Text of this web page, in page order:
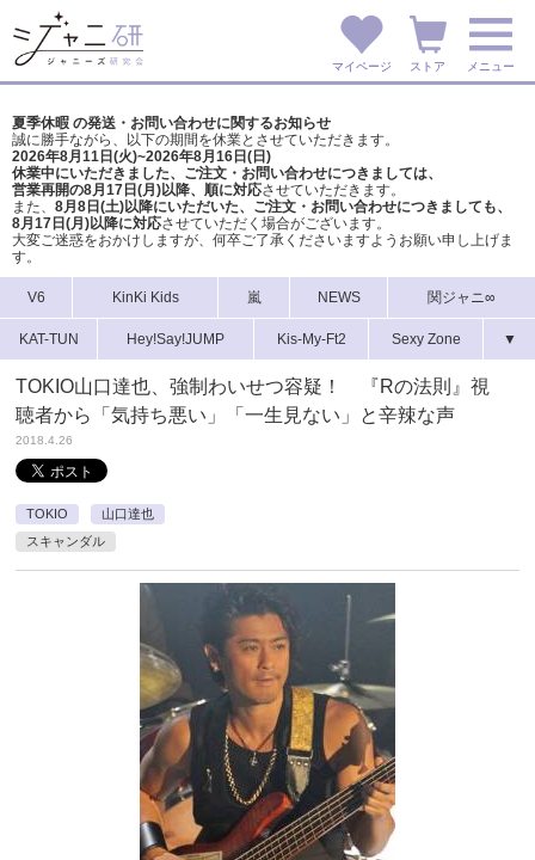
マイページ ストア メニュー
夏季休暇 の発送・お問い合わせに関するお知らせ
誠に勝手ながら、以下の期間を休業とさせていただきます。
2026年8月11日(火)~2026年8月16日(日)
休業中にいただきました、ご注文・お問い合わせにつきましては、
営業再開の8月17日(月)以降、順に対応させていただきます。
また、 8月8日(土)以降にいただいた、ご注文・ お問い合わせにつきましても、
8月17日(月)以降に対応させていただく場合がございます。
大変ご迷惑をおかけしますが、 何卒ご了承くださいますようお願い申し上げま
す。
V6 KinKi Kids 嵐 NEWS 関ジャニ∞
KAT-TUN Hey!Say!JUMP Kis-My-Ft2 Sexy Zone ▼
TOKIO山口達也、強制わいせつ容疑！ 『Rの法則』視
聴者から「気持ち悪い」「一生見ない」と辛辣な声
2018.4.26
TOKIO
山口達也
スキャンダル